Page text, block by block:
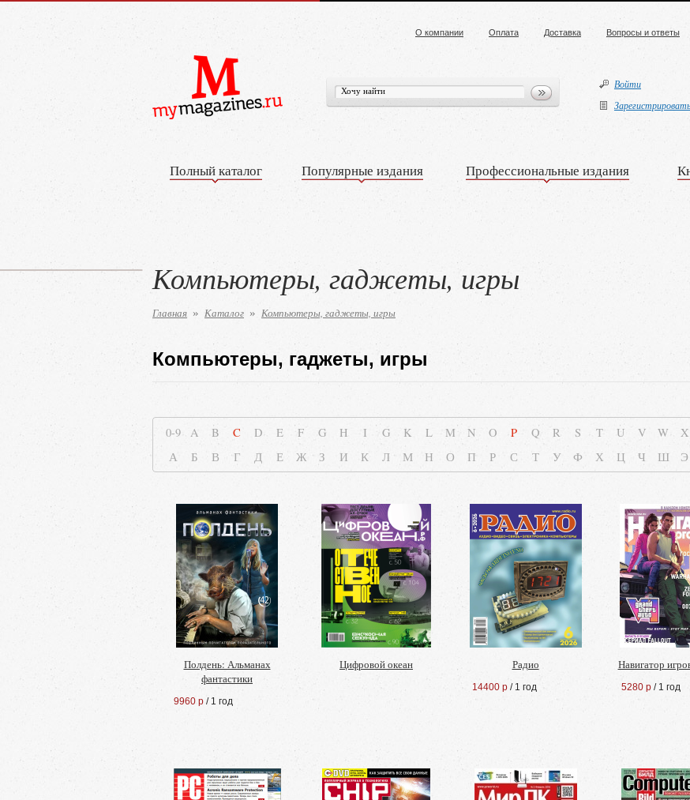
О компании Оплата Доставка Вопросы и ответы
Войти
Полный каталог Популярные издания Профессиональные издания
Компьютеры, гаджеты, игры
Главная » Каталог » Компьютеры, гаджеты, игры
Компьютеры, гаджеты, игры
0-9 A B C D E F G H I G K L M N O P Q R S T U V W X
А
Б В Г Д Е Ж З И К Л М Н О П Р С Т У Ф Х Ц Ч Ш Э
Полдень: Альманах
фантастики
9960 р / 1 год
Цифровой океан Радио
14400 р / 1 год
Навигатор
5280 р / 1 год